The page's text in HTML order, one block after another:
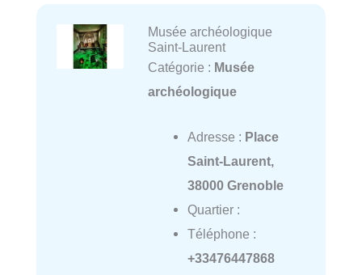
Musée archéologique
Saint-Laurent
Catégorie : Musée
archéologique
Adresse : Place
Saint-Laurent,
38000 Grenoble
Quartier :
Téléphone :
+33476447868